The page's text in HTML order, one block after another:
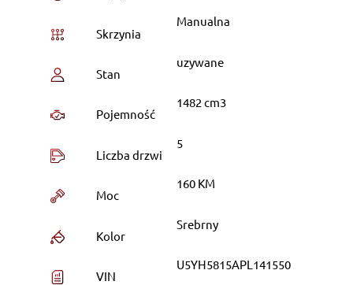
Skrzynia
Manualna
Stan
uzywane
Pojemność
1482 cm3
Liczba drzwi
5
Moc
160 KM
Kolor
Srebrny
VIN
U5YH5815APL141550